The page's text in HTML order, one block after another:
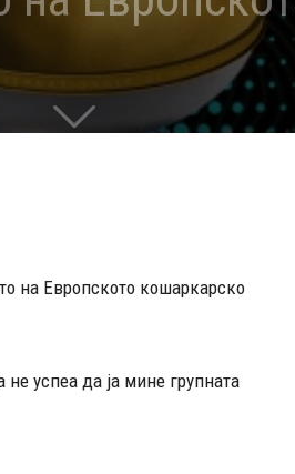
на Европското кошаркарско
не успеа да ја мине групната